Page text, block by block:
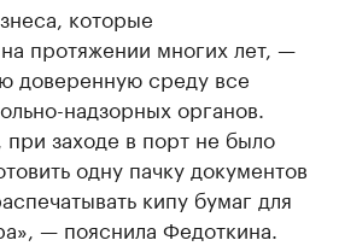
которые
протяжении многих лет, —
доверенную среду все
надзорных органов.
заходе в порт не было
одну пачку документов
кипу бумаг для
— пояснила Федоткина.